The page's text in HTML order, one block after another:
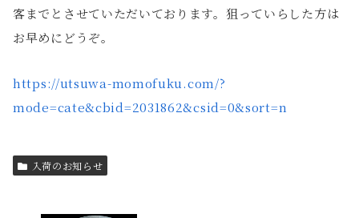
客までとさせていただいております。狙っていらした方は
お早めにどうぞ。
https://utsuwa-momofuku.com/?
mode=cate&cbid=2031862&csid=0&sort=n
入荷のお知らせ